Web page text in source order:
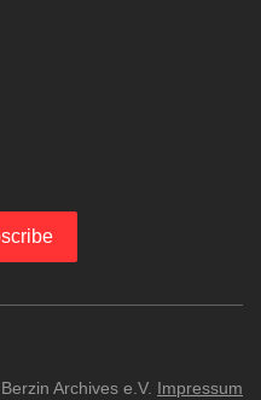
Archives e.V. Impressum